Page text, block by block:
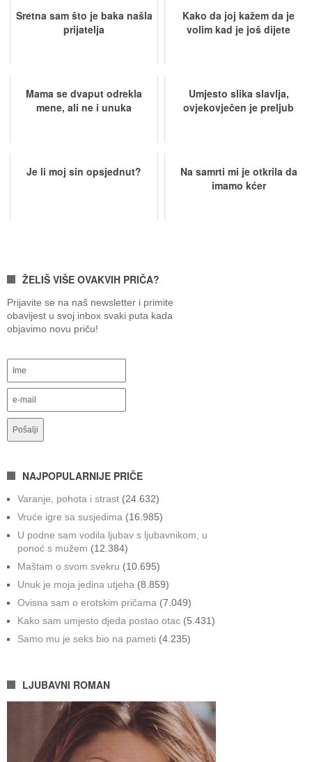
Sretna sam što je baka našla
prijatelja
Kako da joj kažem da je
volim kad je još dijete
Mama se dvaput odrekla
mene, ali ne i unuka
Umjesto slika slavlja,
ovjekovječen je preljub
Je li moj sin opsjednut?
Na samrti mi je otkrila da
imamo kćer
ŽELIŠ VIŠE OVAKVIH PRIČA?
Prijavite se na naš newsletter i primite
obavijest u svoj inbox svaki puta kada
objavimo novu priču!
NAJPOPULARNIJE PRIČE
Varanje, pohota i strast (24.632)
Vruće igre sa susjedima (16.985)
U podne sam vodila ljubav s ljubavnikom, u
ponoć s mužem (12.384)
Maštam o svom svekru (10.695)
Unuk je moja jedina utjeha (8.859)
Ovisna sam o erotskim pričama (7.049)
Kako sam umjesto djeda postao otac (5.431)
Samo mu je seks bio na pameti (4.235)
LJUBAVNI ROMAN